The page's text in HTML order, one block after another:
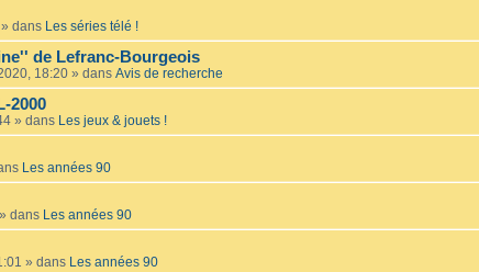
» dans Les séries télé !
de Lefranc-Bourgeois
18:20 » dans Avis de recherche
2000
» dans Les jeux & jouets !
Les années 90
» dans Les années 90
» dans Les années 90